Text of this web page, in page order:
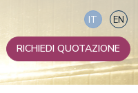
RICHIEDI QUOTAZIONE
IT EN